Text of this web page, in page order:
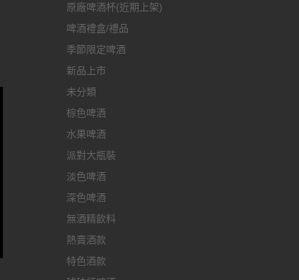
原廠啤酒杯(近期上架)
啤酒禮盒/禮品
季節限定啤酒
新品上市
未分類
棕色啤酒
水果啤酒
派對大瓶裝
淡色啤酒
深色啤酒
無酒精飲料
熱賣酒款
特色酒款